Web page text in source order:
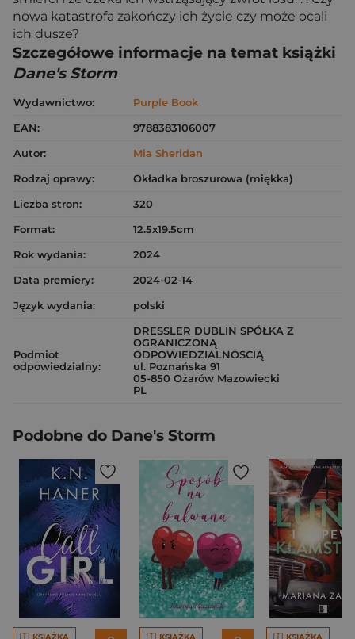
nowa katastrofa zakończy ich życie czy może ocali
ich dusze?
Szczegółowe informacje na temat książki
Dane's Storm
Wydawnictwo:
Purple Book
EAN:
9788383106007
Autor:
Mia Sheridan
Rodzaj oprawy:
Okładka broszurowa (miękka)
Liczba stron:
320
Format:
12.5x19.5cm
Rok wydania:
2024
Data premiery:
2024-02-14
Język wydania:
polski
Podmiot
odpowiedzialny:
DRESSLER DUBLIN SPÓŁKA Z
OGRANICZONĄ
ODPOWIEDZIALNOSCIĄ
ul. Poznańska 91
05-850 Ożarów Mazowiecki
PL
Podobne do Dane's Storm
KSIĄŻKA KSIĄŻKA KSIĄŻKA